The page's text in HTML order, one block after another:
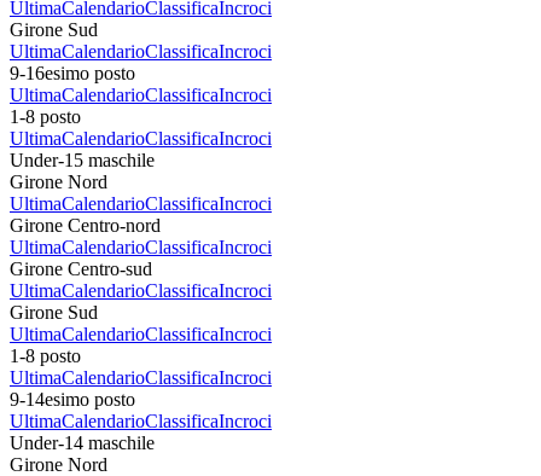
UltimaCalendarioClassificaIncroci
Girone Sud
UltimaCalendarioClassificaIncroci
9-16esimo posto
UltimaCalendarioClassificaIncroci
1-8 posto
UltimaCalendarioClassificaIncroci
Under-15 maschile
Girone Nord
UltimaCalendarioClassificaIncroci
Girone Centro-nord
UltimaCalendarioClassificaIncroci
Girone Centro-sud
UltimaCalendarioClassificaIncroci
Girone Sud
UltimaCalendarioClassificaIncroci
1-8 posto
UltimaCalendarioClassificaIncroci
9-14esimo posto
UltimaCalendarioClassificaIncroci
Under-14 maschile
Girone Nord